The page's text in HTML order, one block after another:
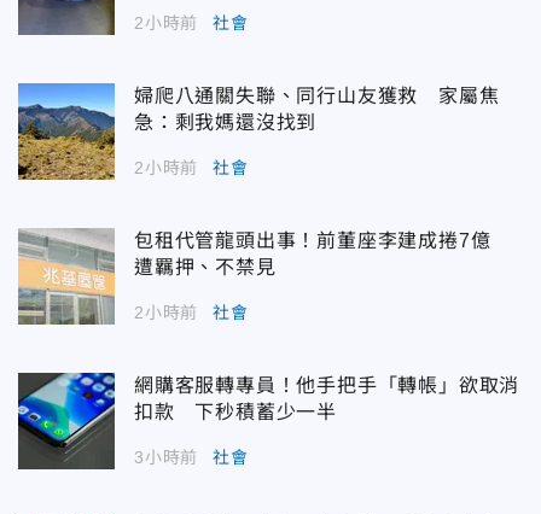
2小時前 社會
婦爬八通關失聯、同行山友獲救 家屬焦
急：剩我媽還沒找到
2小時前 社會
包租代管龍頭出事！前董座李建成捲7億
遭羈押、不禁見
2小時前 社會
網購客服轉專員！他手把手「轉帳」欲取消
扣款 下秒積蓄少一半
3小時前 社會